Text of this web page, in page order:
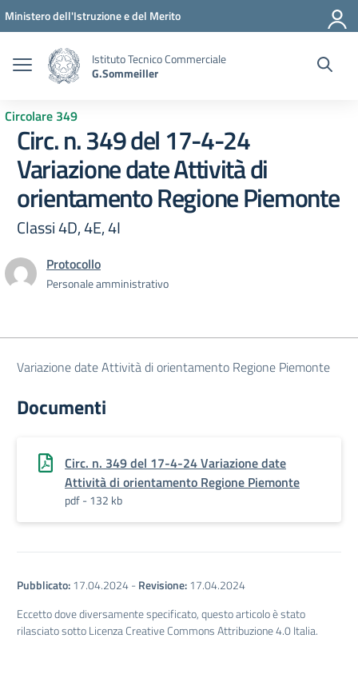
Vai ai contenuti
Vai al menu di navigazione
Vai al footer
Ministero dell'Istruzione e del Merito
Istituto Tecnico Commerciale
G.Sommeiller
Circolare 349
Circ. n. 349 del 17-4-24
Variazione date Attività di
orientamento Regione Piemonte
Classi 4D, 4E, 4I
Protocollo
Personale amministrativo
Variazione date Attività di orientamento Regione Piemonte
Documenti
Circ. n. 349 del 17-4-24 Variazione date
Attività di orientamento Regione Piemonte
pdf - 132 kb
Pubblicato:17.04.2024-Revisione:17.04.2024
Eccetto dove diversamente specificato, questo articolo è stato
rilasciato sotto Licenza Creative Commons Attribuzione 4.0 Italia.